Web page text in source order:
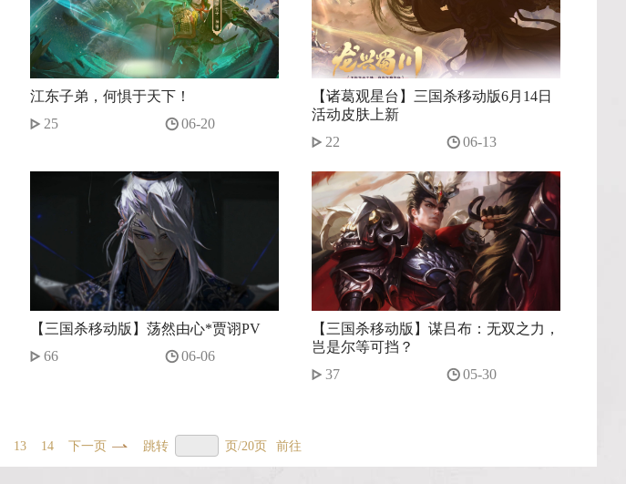
江东子弟，何惧于天下！
25
06-20
【诸葛观星台】三国杀移动版6月14日
活动皮肤上新
22
06-13
【三国杀移动版】荡然由心*贾诩PV
66
06-06
【三国杀移动版】谋吕布：无双之力，
岂是尔等可挡？
37
05-30
13 14 下一页 跳转 页/20页 前往